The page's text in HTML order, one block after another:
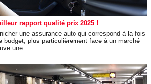
rapport qualité prix 2025 !
une assurance auto qui correspond à la fois
budget, plus particulièrement face à un marché
une...